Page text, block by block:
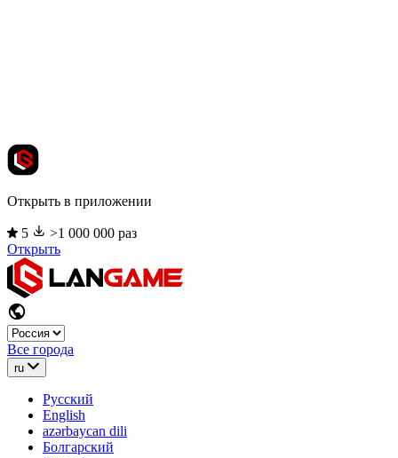
Открыть в приложении
5
>1 000 000 раз
Открыть
Все города
ru
Русский
English
azərbaycan dili
Болгарский